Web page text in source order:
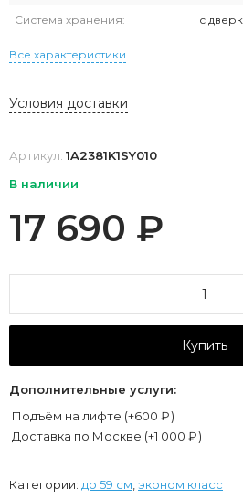
Система хранения: с
Все характеристики
Условия доставки
Артикул: 1A2381K1SY010
В наличии
17 690 ₽
Купить
Дополнительные услуги:
Подъём на лифте (+600 ₽)
Доставка по Москве (+1 000 ₽)
Категории: до 59 см эконом класс